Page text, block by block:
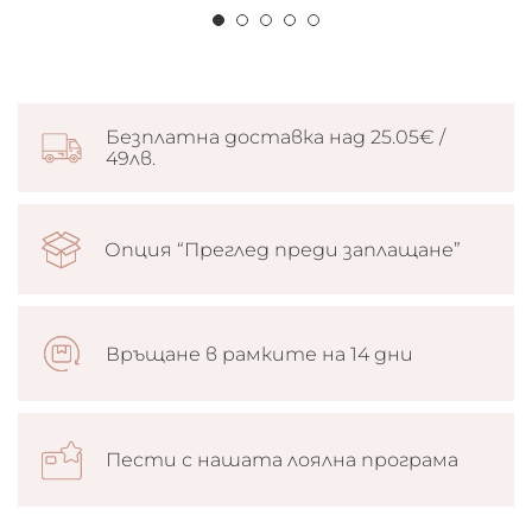
Безплатна доставка над 25.05€ /
49лв.
Опция “Преглед преди заплащане”
Връщане в рамките на 14 дни
Пести с нашата лоялна програма